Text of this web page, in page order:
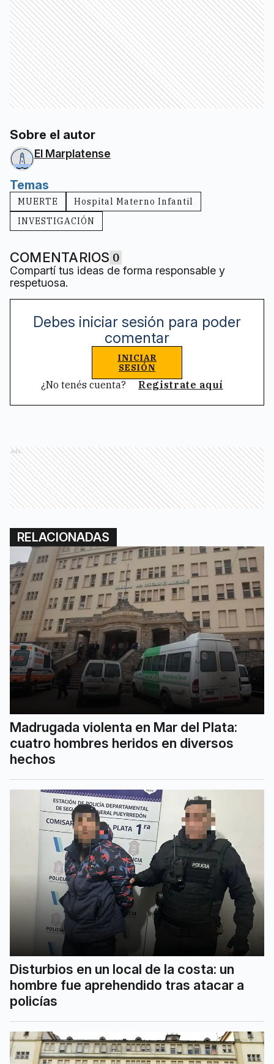
Sobre el autor
El Marplatense
Temas
MUERTE
Hospital Materno Infantil
INVESTIGACIÓN
COMENTARIOS 0
Compartí tus ideas de forma responsable y
respetuosa.
Debes iniciar sesión para poder
comentar
INICIAR
SESIÓN
¿No tenés cuenta? Registrate aquí
Ads
RELACIONADAS
Madrugada violenta en Mar del Plata:
cuatro hombres heridos en diversos
hechos
Disturbios en un local de la costa: un
hombre fue aprehendido tras atacar a
policías